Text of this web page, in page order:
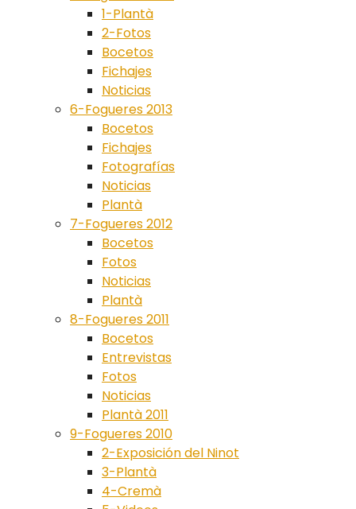
1-Plantà
2-Fotos
Bocetos
Fichajes
Noticias
6-Fogueres 2013
Bocetos
Fichajes
Fotografías
Noticias
Plantà
7-Fogueres 2012
Bocetos
Fotos
Noticias
Plantà
8-Fogueres 2011
Bocetos
Entrevistas
Fotos
Noticias
Plantà 2011
9-Fogueres 2010
2-Exposición del Ninot
3-Plantà
4-Cremà